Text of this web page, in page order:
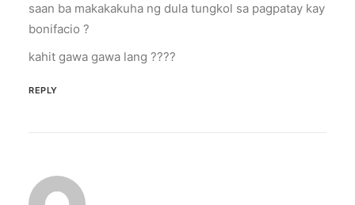
saan ba makakakuha ng dula tungkol sa pagpatay kay
bonifacio ?
kahit gawa gawa lang ????
REPLY